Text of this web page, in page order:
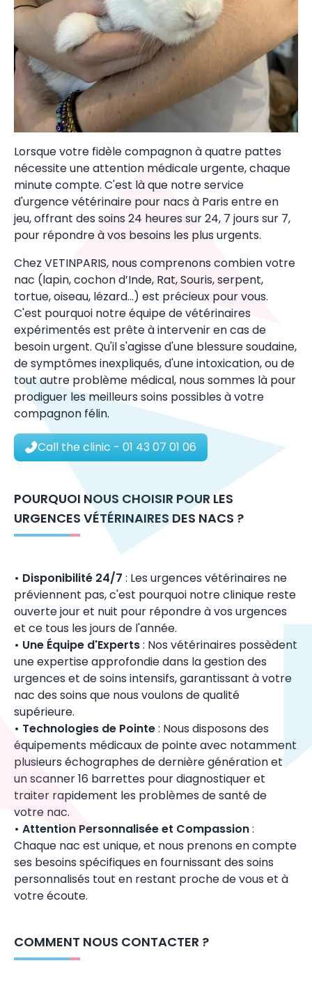
Lorsque votre fidèle compagnon à quatre pattes
nécessite une attention médicale urgente, chaque
minute compte. C'est là que notre service
d'urgence vétérinaire pour nacs à Paris entre en
jeu, offrant des soins 24 heures sur 24, 7 jours sur 7,
pour répondre à vos besoins les plus urgents.
Chez VETINPARIS, nous comprenons combien votre
nac (lapin, cochon d’Inde, Rat, Souris, serpent,
tortue, oiseau, lézard...) est précieux pour vous.
C'est pourquoi notre équipe de vétérinaires
expérimentés est prête à intervenir en cas de
besoin urgent. Qu'il s'agisse d'une blessure soudaine,
de symptômes inexpliqués, d'une intoxication, ou de
tout autre problème médical, nous sommes là pour
prodiguer les meilleurs soins possibles à votre
compagnon félin.
Call the clinic - 01 43 07 01 06
POURQUOI NOUS CHOISIR POUR LES
URGENCES VÉTÉRINAIRES DES NACS ?
• Disponibilité 24/7 : Les urgences vétérinaires ne
préviennent pas, c'est pourquoi notre clinique reste
ouverte jour et nuit pour répondre à vos urgences
et ce tous les jours de l'année.
• Une Équipe d'Experts: Nos vétérinaires possèdent
une expertise approfondie dans la gestion des
urgences et de soins intensifs, garantissant à votre
nac des soins que nous voulons de qualité
supérieure.
• Technologies de Pointe: Nous disposons des
équipements médicaux de pointe avec notamment
plusieurs échographes de dernière génération et
un scanner 16 barrettes pour diagnostiquer et
traiter rapidement les problèmes de santé de
votre nac.
• Attention Personnalisée et Compassion:
Chaque nac est unique, et nous prenons en compte
ses besoins spécifiques en fournissant des soins
personnalisés tout en restant proche de vous et à
votre écoute.
COMMENT NOUS CONTACTER ?